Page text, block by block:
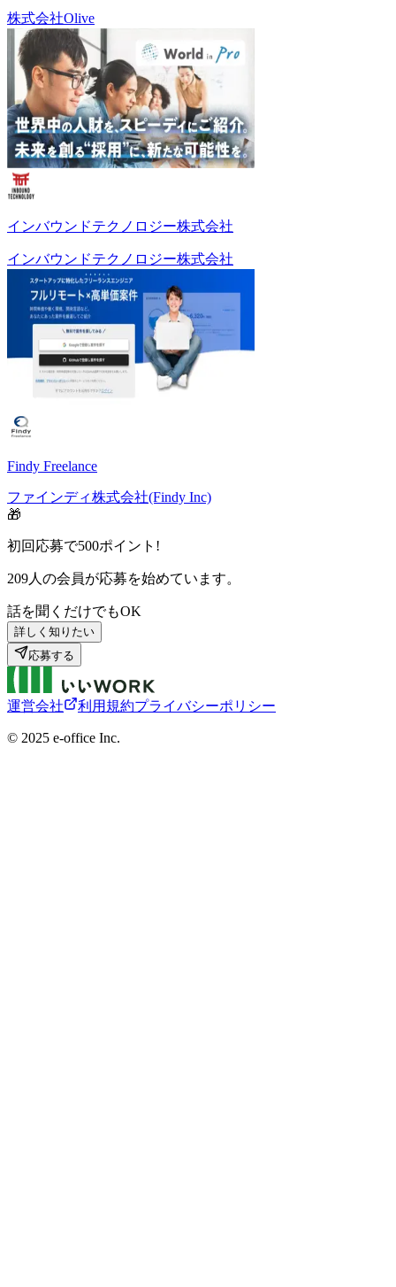
株式会社Olive
インバウンドテクノロジー株式会社
インバウンドテクノロジー株式会社
Findy Freelance
ファインディ株式会社(Findy Inc)
🎁
初回応募で500ポイント!
209人の会員が応募を始めています。
話を聞くだけでもOK
詳しく知りたい
応募する
運営会社 利用規約プライバシーポリシー
©︎ 2025 e-office Inc.